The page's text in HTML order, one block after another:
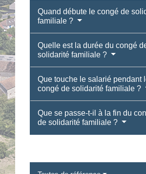
Quand débute le congé de
familiale ?
Quelle est la durée du congé
solidarité familiale ?
Que touche le salarié pendant
congé de solidarité familiale ?
Que se passe-t-il à la fin du
de solidarité familiale ?